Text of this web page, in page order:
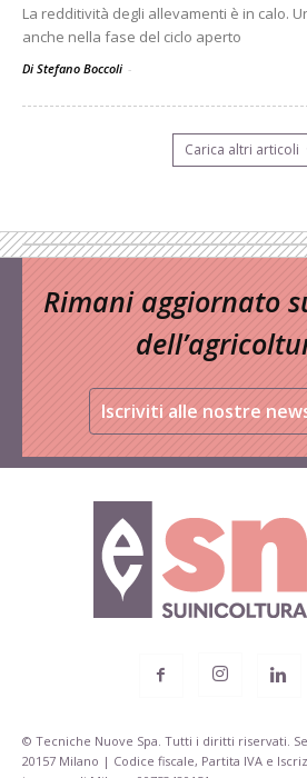
La redditività degli allevamenti è in calo.
anche nella fase del ciclo aperto
Di Stefano Boccoli -
Carica altri articoli
Rimani aggiornato
Iscriviti alle nostre
© Tecniche Nuove Spa. Tutti i diritti riservati.
20157 Milano | Codice fiscale, Partita IVA e